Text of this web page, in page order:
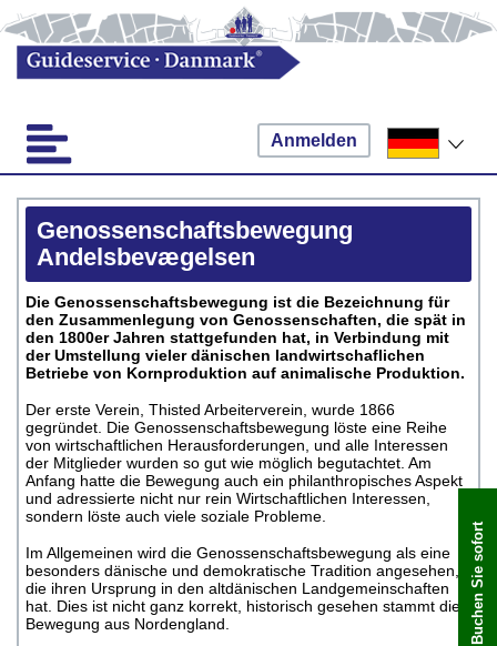
Anmelden
Genossenschaftsbewegung
Andelsbevægelsen
Die Genossenschaftsbewegung ist die Bezeichnung für
den Zusammenlegung von Genossenschaften, die spät in
den 1800er Jahren stattgefunden hat, in Verbindung mit
der Umstellung vieler dänischen landwirtschaflichen
Betriebe von Kornproduktion auf animalische Produktion.
Der erste Verein, Thisted Arbeiterverein, wurde 1866
gegründet. Die Genossenschaftsbewegung löste eine Reihe
von wirtschaftlichen Herausforderungen, und alle Interessen
der Mitglieder wurden so gut wie möglich begutachtet. Am
Anfang hatte die Bewegung auch ein philanthropisches Aspekt
und adressierte nicht nur rein Wirtschaftlichen Interessen,
sondern löste auch viele soziale Probleme.
Im Allgemeinen wird die Genossenschaftsbewegung als eine
besonders dänische und demokratische Tradition angesehen,
die ihren Ursprung in den altdänischen Landgemeinschaften
hat. Dies ist nicht ganz korrekt, historisch gesehen stammt die
Bewegung aus Nordengland.
Buchen Sie sofort